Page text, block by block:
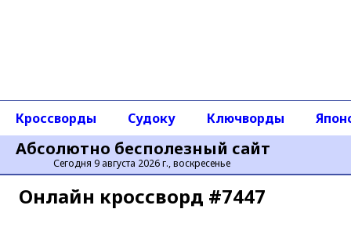
Абсолютно бесполезный сайт
Сегодня 9 августа 2026 г., воскресенье
Кроссворды Судоку Ключворды
Онлайн кроссворд #7447